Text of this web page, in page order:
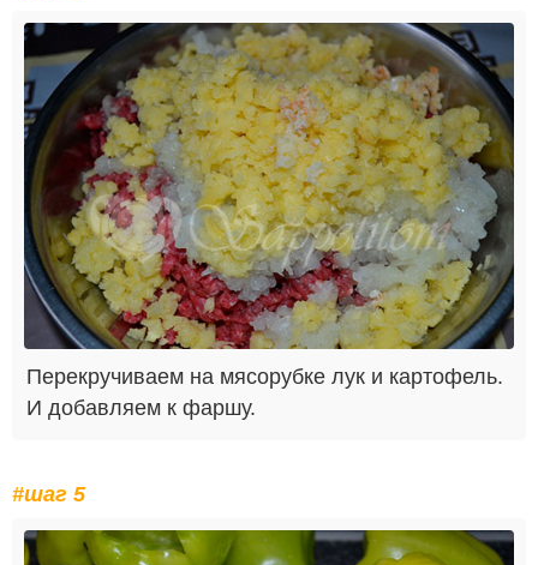
Перекручиваем на мясорубке лук и картофель.
И добавляем к фаршу.
#шаг 5